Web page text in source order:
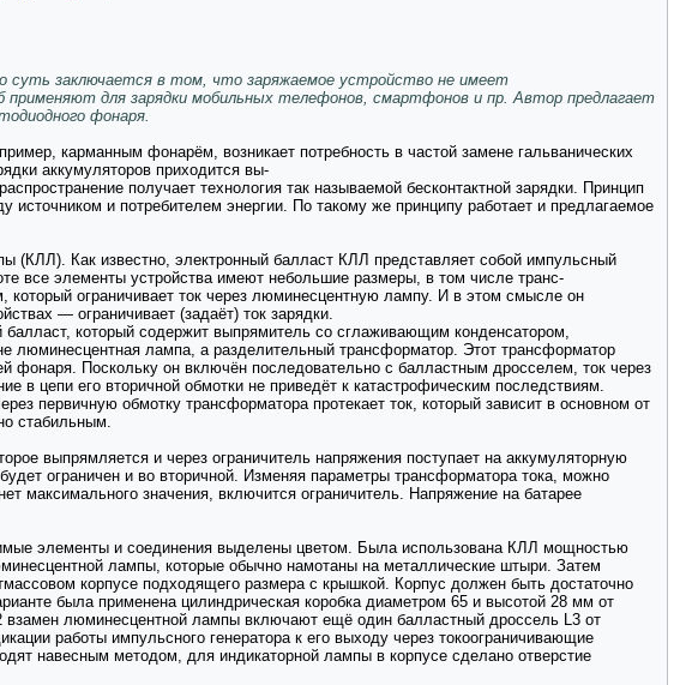
суть заключается в том, что заряжаемое устройство не имеет
применяют для зарядки мобильных телефонов, смартфонов и пр. Автор предлагает
фонаря.
карманным фонарём, возникает потребность в частой замене гальванических
аккумуляторов приходится вы-
получает технология так называемой бесконтактной зарядки. Принцип
и потребителем энергии. По такому же принципу работает и предлагаемое
(КЛЛ). Как известно, электронный балласт КЛЛ представляет собой импульсный
все элементы устройства имеют небольшие размеры, в том числе транс-
ограничивает ток через люминесцентную лампу. И в этом смысле он
— ограничивает (задаёт) ток зарядки.
который содержит выпрямитель со сглаживающим конденсатором,
люминесцентная лампа, а разделительный трансформатор. Этот трансформатор
Поскольку он включён последовательно с балластным дросселем, ток через
в цепи его вторичной обмотки не приведёт к катастрофическим последствиям.
первичную обмотку трансформатора протекает ток, который зависит в основном от
стабильным.
выпрямляется и через ограничитель напряжения поступает на аккумуляторную
ограничен и во вторичной. Изменяя параметры трансформатора тока, можно
максимального значения, включится ограничитель. Напряжение на батарее
элементы и соединения выделены цветом. Была использована КЛЛ мощностью
лампы, которые обычно намотаны на металлические штыри. Затем
корпусе подходящего размера с крышкой. Корпус должен быть достаточно
была применена цилиндрическая коробка диаметром 65 и высотой 28 мм от
люминесцентной лампы включают ещё один балластный дроссель L3 от
работы импульсного генератора к его выходу через токоограничивающие
навесным методом, для индикаторной лампы в корпусе сделано отверстие